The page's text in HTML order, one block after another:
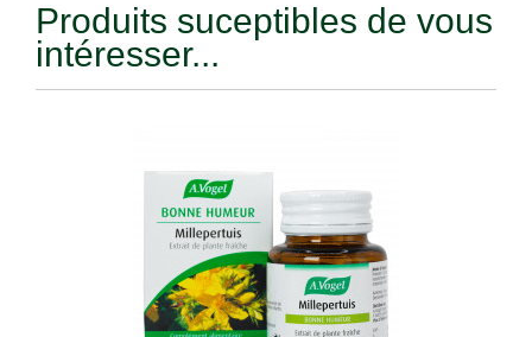
Produits suceptibles de vous
intéresser...